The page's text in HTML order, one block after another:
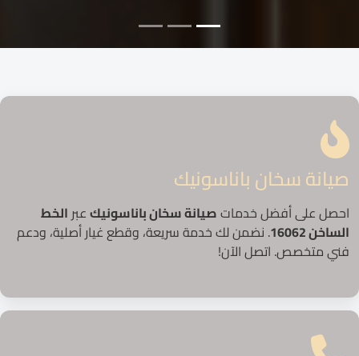
صيانة سخان باناسونيك
احصل على أفضل خدماتصيانة سخان باناسونيكعبرالخط
الساخن 16062
. نضمن لك خدمة سريعة، وقطع غيار أصلية، ودعم
فني متخصص. اتصل الآن!